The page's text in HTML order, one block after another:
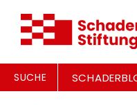
SUCHE